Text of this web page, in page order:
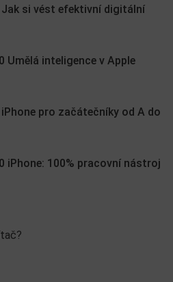
Jak si vést efektivní digitální
Umělá inteligence v Apple
iPhone pro začátečníky od A do
iPhone: 100% pracovní nástroj